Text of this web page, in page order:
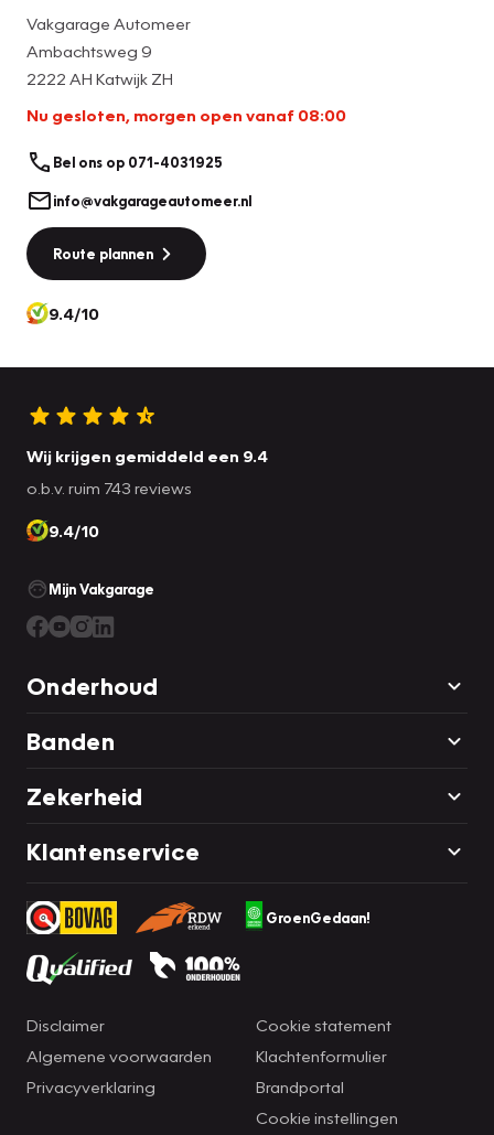
Vakgarage Automeer
Ambachtsweg 9
2222 AH Katwijk ZH
Nu gesloten, morgen open vanaf 08:00
Bel ons op 071-4031925
info@vakgarageautomeer.nl
Route plannen
9.4/10
Wij krijgen gemiddeld een 9.4
o.b.v. ruim 743 reviews
9.4/10
Mijn Vakgarage
Onderhoud
Banden
Zekerheid
Klantenservice
GroenGedaan!
Disclaimer
Algemene voorwaarden
Privacyverklaring
Cookie statement
Klachtenformulier
Brandportal
Cookie instellingen